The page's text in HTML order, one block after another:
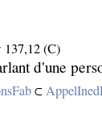
137,12 (C)
d'une
⊂